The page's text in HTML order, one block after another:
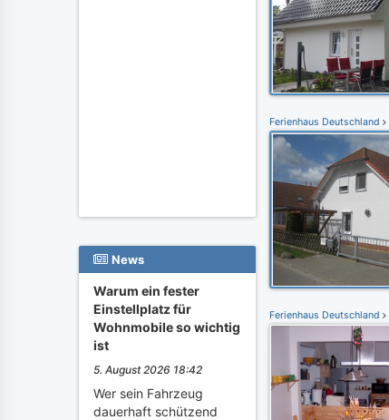
News
Warum ein fester
Einstellplatz für
Wohnmobile so wichtig
ist
5. August 2026 18:42
Wer sein Fahrzeug
dauerhaft schützend
Ferienhaus Deutschland
Ferienhaus Deutschland